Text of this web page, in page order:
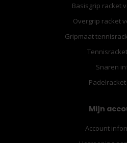
Basisgrip racket
Overgrip racket
Gripmaat
Snaren
Mijn
Account